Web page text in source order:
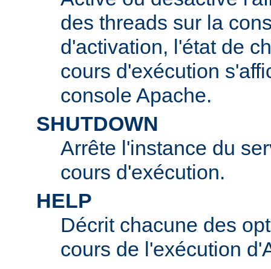
des threads sur la
d'activation, l'état de
cours d'exécution
console Apache.
SHUTDOWN
Arrête l'instance du
cours d'exécution.
HELP
Décrit chacune des
cours de l'exécution